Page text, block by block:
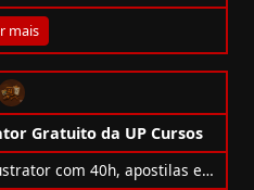
mais
Gratuito da UP Cursos
Curso gratuito de Adobe Illustrator com 40h, apostilas em PDF, conteúdo online e certificado opcional. Ideal para designers e criativos.